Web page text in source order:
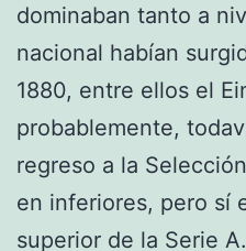
dominaban tanto a
nacional habían
1880, entre ellos el
probablemente,
regreso a la
en inferiores, pero sí
superior de la Serie